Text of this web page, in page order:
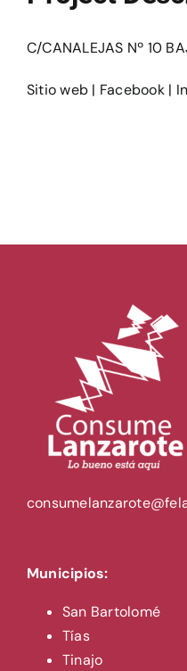
C/CANALEJAS Nº 10
Sitio web | Facebook|
Municipios:
San Bartolomé
Tías
Tinajo